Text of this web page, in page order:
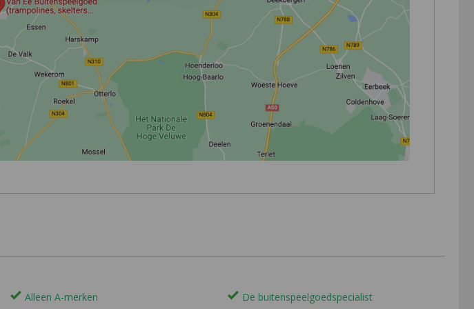
Alleen A-merken De buitenspeelgoedspecialist